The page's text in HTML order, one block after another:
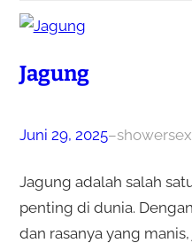
Jagung
Juni 29, 2025–
Jagung adalah salah
penting di dunia.
dan rasanya yang